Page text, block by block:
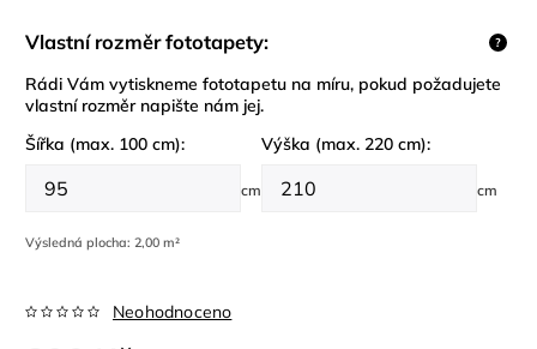
Vlastní rozměr fototapety: ?
Rádi Vám vytiskneme fototapetu na míru, pokud požadujete
vlastní rozměr napište nám jej.
Šířka (max. 100 cm):
cm
Výška (max. 220 cm):
cm
Výsledná plocha: 2,00 m²
Neohodnoceno